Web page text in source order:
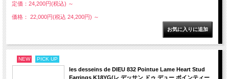
定価：24,200円(税込) ～
価格： 22,000円(税込 24,200円) ～
NEW PICK UP
les desseins de DIEU 832 Pointue Lame Heart Stud
Earrings K18YG(レ デッサン ドゥ デュー ポインティー